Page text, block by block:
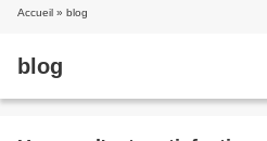
Accueil » blog
blog